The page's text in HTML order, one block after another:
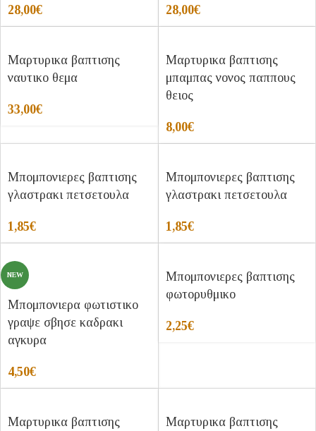
28,00€ 28,00€
Μαρτυρικα βαπτισης
ναυτικο θεμα
33,00€
Μαρτυρικα βαπτισης
μπαμπας νονος παππους
θειος
8,00€
Μπομπονιερες βαπτισης
γλαστρακι πετσετουλα
1,85€
Μπομπονιερες βαπτισης
γλαστρακι πετσετουλα
1,85€
NEW
Μπομπονιερα φωτιστικο
γραψε σβησε καδρακι
αγκυρα
4,50€
Μπομπονιερες βαπτισης
φωτορυθμικο
2,25€
Μαρτυρικα βαπτισης
Μαρτυρικα βαπτισης